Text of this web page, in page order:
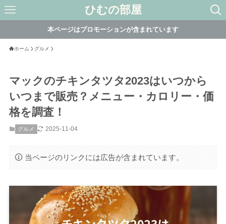
ひむの部屋
本ページはプロモーションが含まれています
ホーム グルメ
マックのチキンタツタ2023はいつから
いつまで販売？メニュー・カロリー・価
格を調査！
グルメ 2025-11-04
当ページのリンクには広告が含まれています。